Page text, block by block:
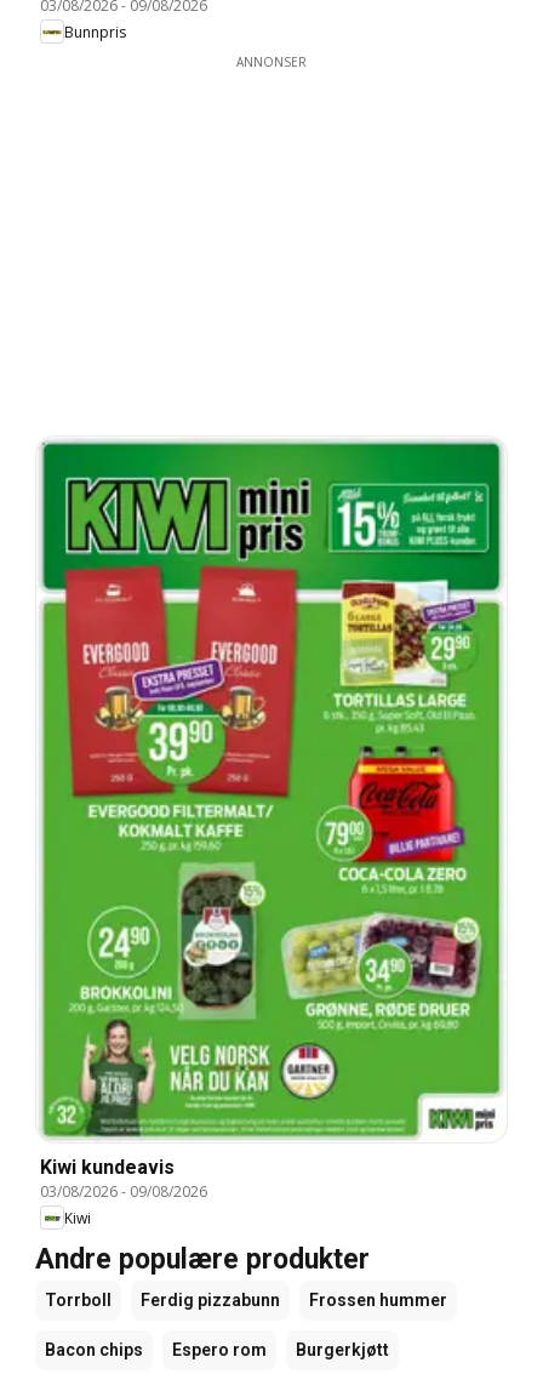
03/08/2026- 09/08/2026
Bunnpris
ANNONSER
Kiwi kundeavis
03/08/2026- 09/08/2026
Kiwi
Andre populære produkter
Torrboll Ferdig pizzabunn Frossen hummer
Bacon chips Espero rom Burgerkjøtt